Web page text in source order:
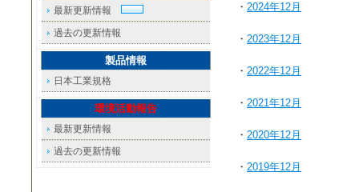
・ 2024年12月
・ 2023年12月
・ 2022年12月
・ 2021年12月
・ 2020年12月
・ 2019年12月
最新更新情報
過去の更新情報
製品情報
日本工業規格
環境活動報告
最新更新情報
過去の更新情報